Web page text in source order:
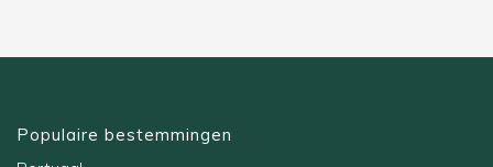
Populaire bestemmingen